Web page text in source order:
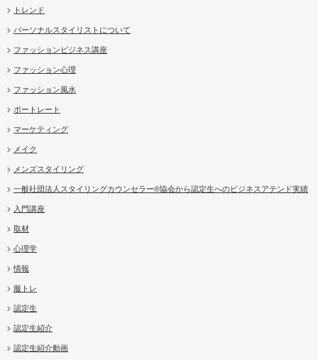
トレンド
パーソナルスタイリストについて
ファッションビジネス講座
ファッション心理
ファッション風水
ポートレート
マーケティング
メイク
メンズスタイリング
一般社団法人スタイリングカウンセラー®協会から認定生へのビジネスアテンド実績
入門講座
取材
心理学
情報
服トレ
認定生
認定生紹介
認定生紹介動画